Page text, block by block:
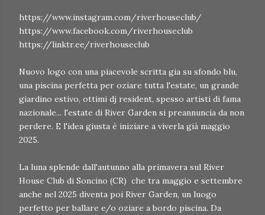
https://www.instagram.com/riverhouseclub/
https://www.facebook.com/riverhouseclub
https://linktr.ee/riverhouseclub
Nuovo logo con una piacevole scritta gia su sfondo blu,
una piscina perfetta per oziare tutta l'estate, un grande
giardino estivo, ottimi dj resident, spesso artisti di fama
nazionale... l'estate di River Garden si preannuncia da non
perdere. E l'idea giusta è iniziare a viverla già maggio
2025.
La luna splende dall'autunno alla primavera sul River
House Club di Soncino (CR) che tra maggio e settembre
anche nel 2025 diventa poi River Garden, un luogo
perfetto per ballare e/o oziare a bordo piscina. Da